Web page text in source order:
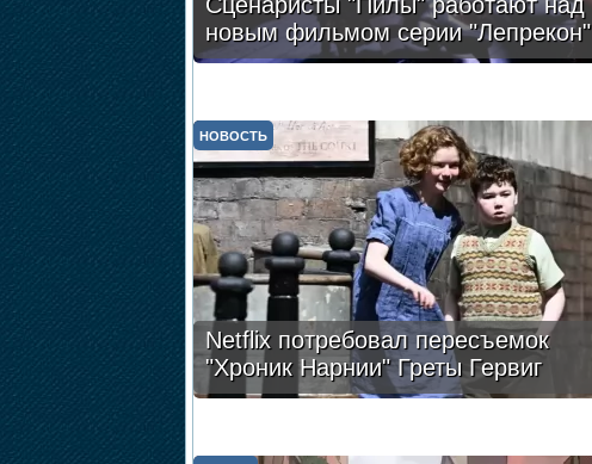
новым фильмом серии "Лепрекон"
Netflix потребовал пересъемок
"Хроник Нарнии" Греты Гервиг
НОВОСТЬ